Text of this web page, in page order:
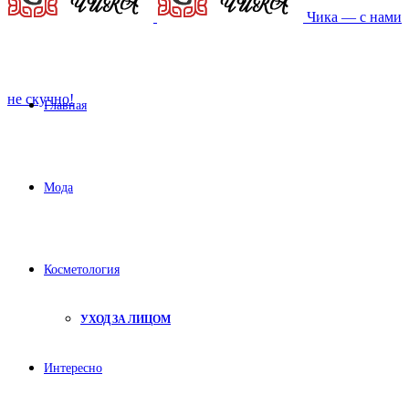
Чика — с нами
не скучно!
Главная
Мода
Косметология
УХОД ЗА ЛИЦОМ
Интересно